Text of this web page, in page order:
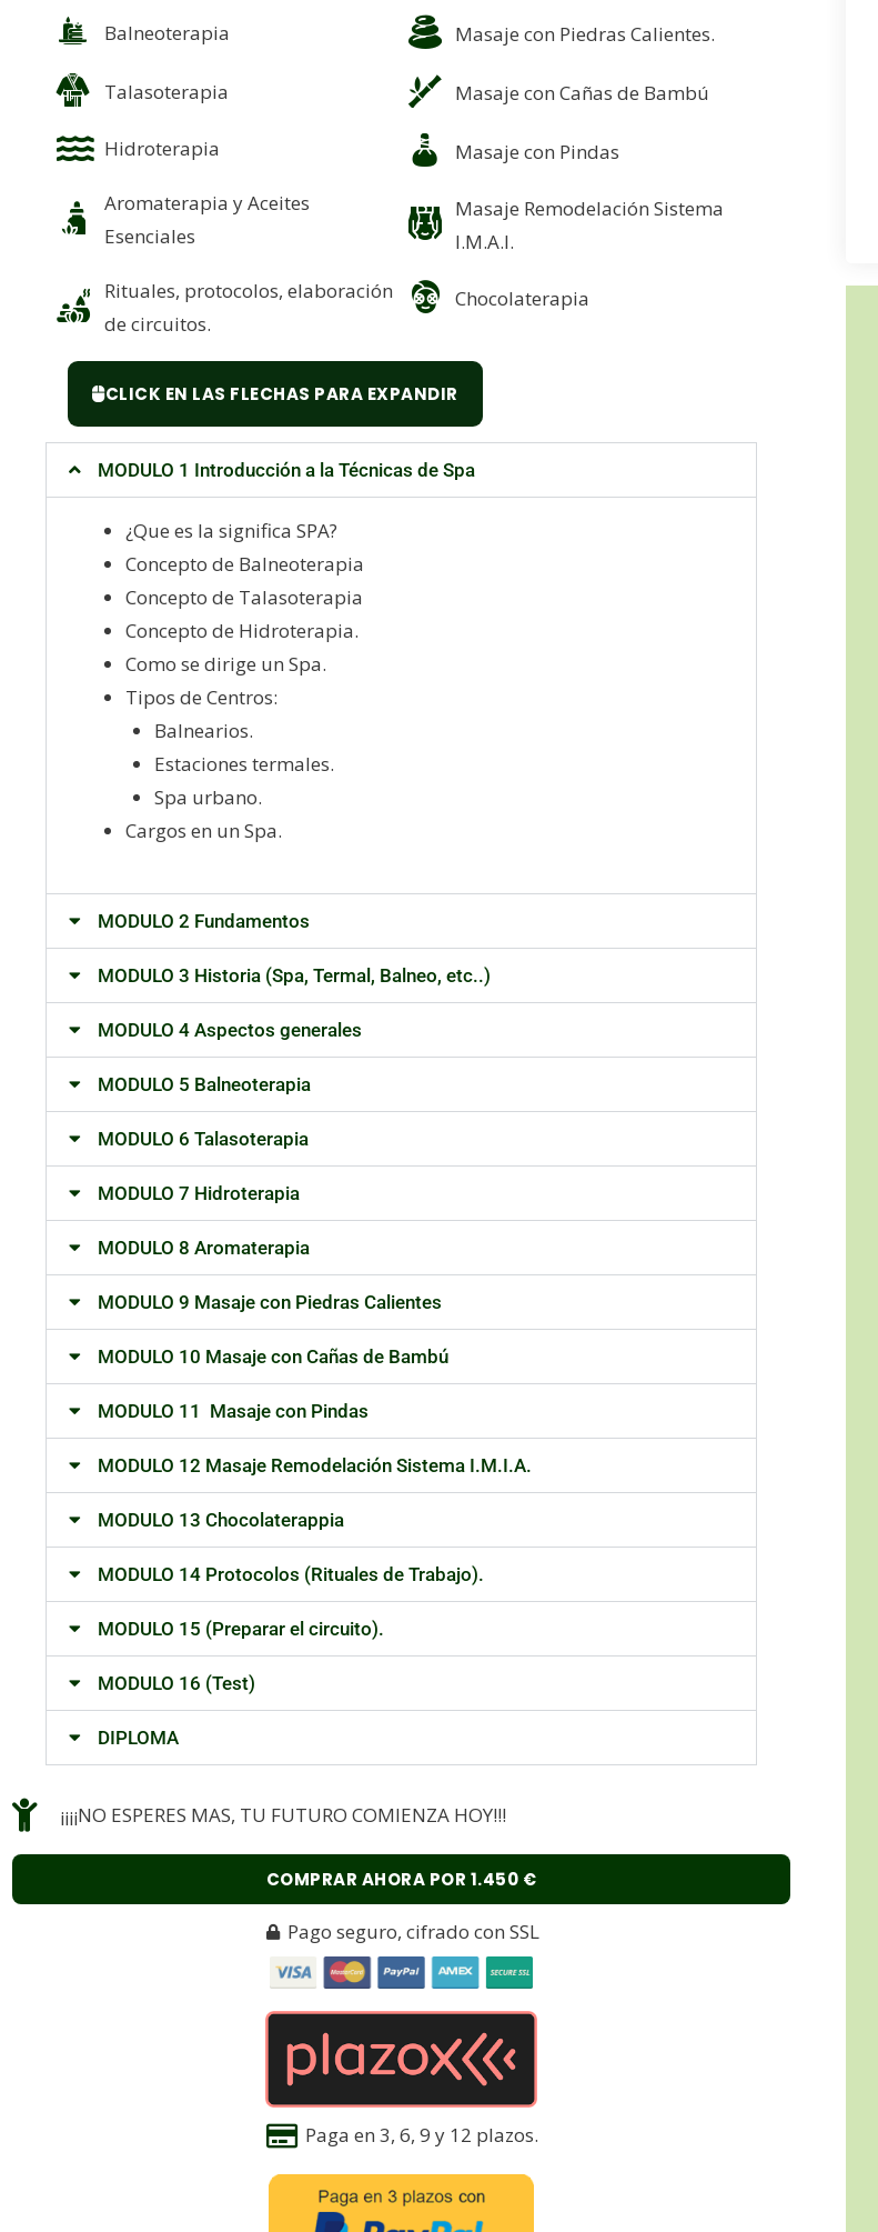
Balneoterapia
Talasoterapia
Hidroterapia
Aromaterapia y Aceites
Esenciales
Rituales, protocolos, elaboración
de circuitos.
Masaje con Piedras Calientes.
Masaje con Cañas de Bambú
Masaje con Pindas
Masaje Remodelación Sistema
I.M.A.I.
Chocolaterapia
CLICK EN LAS FLECHAS PARA EXPANDIR
MODULO 1 Introducción a la Técnicas de Spa
¿Que es la significa SPA?
Concepto de Balneoterapia
Concepto de Talasoterapia
Concepto de Hidroterapia.
Como se dirige un Spa.
Tipos de Centros:
Balnearios.
Estaciones termales.
Spa urbano.
Cargos en un Spa.
MODULO 2 Fundamentos
MODULO 3 Historia (Spa, Termal, Balneo, etc..)
MODULO 4 Aspectos generales
MODULO 5 Balneoterapia
MODULO 6 Talasoterapia
MODULO 7 Hidroterapia
MODULO 8 Aromaterapia
MODULO 9 Masaje con Piedras Calientes
MODULO 10 Masaje con Cañas de Bambú
MODULO 11 Masaje con Pindas
MODULO 12 Masaje Remodelación Sistema I.M.I.A.
MODULO 13 Chocolaterappia
MODULO 14 Protocolos (Rituales de Trabajo).
MODULO 15 (Preparar el circuito).
MODULO 16 (Test)
DIPLOMA
¡¡¡¡NO ESPERES MAS, TU FUTURO COMIENZA HOY!!!
COMPRAR AHORA POR 1.450 €
Pago seguro, cifrado con SSL
Paga en 3, 6, 9 y 12 plazos.